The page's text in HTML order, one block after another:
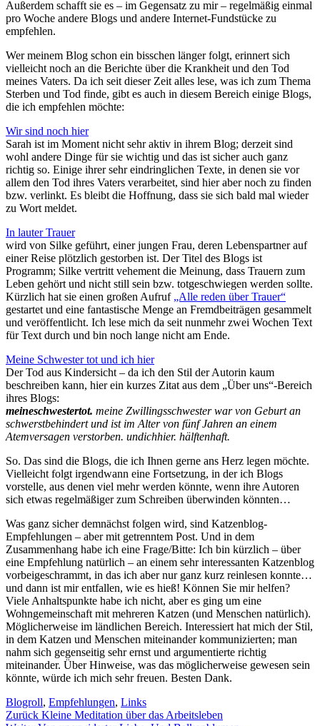
Außerdem schafft sie es – im Gegensatz zu mir – regelmäßig einmal
pro Woche andere Blogs und andere Internet-Fundstücke zu
empfehlen.
Wer meinem Blog schon ein bisschen länger folgt, erinnert sich
vielleicht noch an die Berichte über die Krankheit und den Tod
meines Vaters. Da ich seit dieser Zeit alles lese, was ich zum Thema
Sterben und Tod finde, gibt es auch in diesem Bereich einige Blogs,
die ich empfehlen möchte:
Wir sind noch hier
Sarah ist im Moment nicht sehr aktiv in ihrem Blog; derzeit sind
wohl andere Dinge für sie wichtig und das ist sicher auch ganz
richtig so. Einige ihrer sehr eindringlichen Texte, in denen sie vor
allem den Tod ihres Vaters verarbeitet, sind hier aber noch zu finden
bzw. verlinkt. Es bleibt die Hoffnung, dass sie sich bald mal wieder
zu Wort meldet.
In lauter Trauer
wird von Silke geführt, einer jungen Frau, deren Lebenspartner auf
einer Reise plötzlich gestorben ist. Der Titel des Blogs ist
Programm; Silke vertritt vehement die Meinung, dass Trauern zum
Leben gehört und nicht still sein bzw. totgeschwiegen werden sollte.
Kürzlich hat sie einen großen Aufruf „Alle reden über Trauer“
gestartet und eine fantastische Menge an Fremdbeiträgen gesammelt
und veröffentlicht. Ich lese mich da seit nunmehr zwei Wochen Text
für Text durch und bin noch lange nicht am Ende.
Meine Schwester tot und ich hier
Der Tod aus Kindersicht – da ich den Stil der Autorin kaum
beschreiben kann, hier ein kurzes Zitat aus dem „Über uns“-Bereich
ihres Blogs:
meineschwestertot. meine Zwillingsschwester war von Geburt an
schwerstbehindert und ist im Alter von fünf Jahren an einem
Atemversagen verstorben. undichhier. hälftenhaft.
So. Das sind die Blogs, die ich Ihnen gerne ans Herz legen möchte.
Vielleicht folgt irgendwann eine Fortsetzung, in der ich Blogs
vorstelle, aus denen viel mehr werden könnte, wenn ihre Autoren
sich etwas regelmäßiger zum Schreiben überwinden könnten…
Was ganz sicher demnächst folgen wird, sind Katzenblog-
Empfehlungen – aber mit getrenntem Post. Und in dem
Zusammenhang habe ich eine Frage/Bitte: Ich bin kürzlich – über
eine Empfehlung natürlich – an einem sehr interessanten Katzenblog
vorbeigeschrammt, in das ich aber nur ganz kurz reinlesen konnte…
und dann ist mir entfallen, wie es hieß! Können Sie mir helfen?
Viele Anhaltspunkte habe ich nicht, aber es ging um eine
Wohngemeinschaft mit mehreren Katzen (und Menschen natürlich).
Möglicherweise im ländlichen Bereich. Interessiert hat mich der Stil,
in dem Katzen und Menschen miteinander kommunizierten; man
nahm sich gegenseitig sehr ernst und argumentierte richtig
miteinander. Über Hinweise, was das möglicherweise gewesen sein
könnte, würde ich mich sehr freuen. Besten Dank.
Blogroll, Empfehlungen, Links
Beitragsnavigation
Zurück Kleine Meditation über das Arbeitsleben